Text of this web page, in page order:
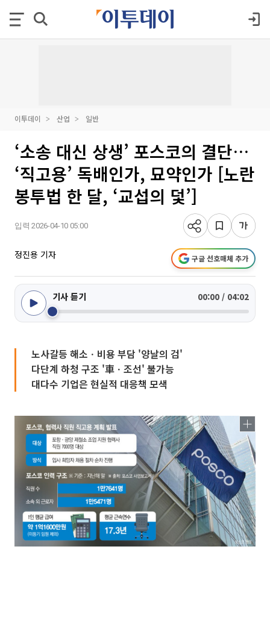
이투데이 산업 일반
‘소송 대신 상생’ 포스코의 결단…
‘직고용’ 독배인가, 묘약인가 [노란
봉투법 한 달, ‘교섭의 덫’]
입력 2026-04-10 05:00
정진용 기자 구글 선호매체 추가
기사 듣기 00:00 / 04:02
노사갈등 해소ㆍ비용 부담 '양날의 검'
다단계 하청 구조 '車ㆍ조선' 불가능
대다수 기업은 현실적 대응책 모색